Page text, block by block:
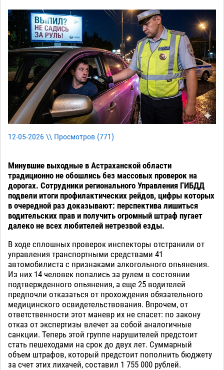
12-05-2026 \\ Просмотров (771)
Минувшие выходные в Астраханской области
традиционно не обошлись без массовых проверок на
дорогах. Сотрудники регионального Управления ГИБДД
подвели итоги профилактических рейдов, цифры которых
в очередной раз доказывают: перспектива лишиться
водительских прав и получить огромный штраф пугает
далеко не всех любителей нетрезвой езды.
В ходе сплошных проверок инспекторы отстранили от
управления транспортными средствами 41
автомобилиста с признаками алкогольного опьянения.
Из них 14 человек попались за рулем в состоянии
подтвержденного опьянения, а еще 25 водителей
предпочли отказаться от прохождения обязательного
медицинского освидетельствования. Впрочем, от
ответственности этот маневр их не спасет: по закону
отказ от экспертизы влечет за собой аналогичные
санкции. Теперь этой группе нарушителей предстоит
стать пешеходами на срок до двух лет. Суммарный
объем штрафов, который предстоит пополнить бюджету
за счет этих лихачей, составил 1 755 000 рублей.